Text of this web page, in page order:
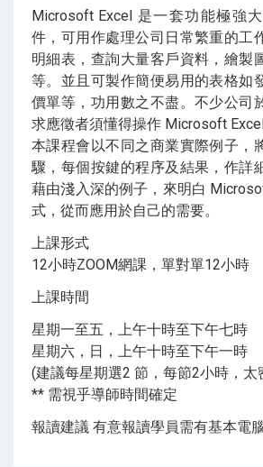
Microsoft Excel 是一套功能極強
件，可用作處理公司日常繁重的工
明細表，查詢大量客戶資料，繪製
等。並且可製作簡便易用的表格如
價單等，功用數之不盡。不少公司
求應徵者須懂得操作 Microsoft Excel
本課程會以不同之商業實際例子，
驟，每個按鍵的程序及結果，作詳
藉由淺入深的例子，來明白
式，從而應用於自己的需要。
上課形式
12小時ZOOM網課，單對單12小時
上課時間
星期一至五，上午十時至下午七時
星期六，日，上午十時至下午一時
(建議每星期選2 節，每節2小時，太
** 需視乎導師時間確定
報讀建議 有意報讀學員需有基本電